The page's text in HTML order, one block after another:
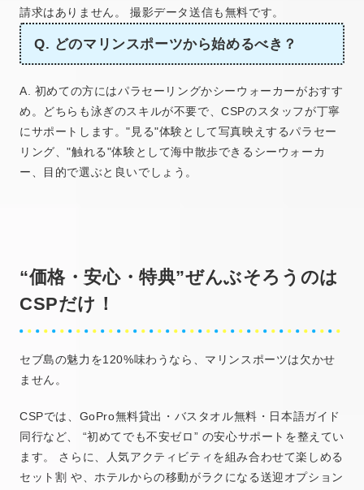
請求はありません。 撮影データ送信も無料です。
Q. どのマリンスポーツから始めるべき？
A. 初めての方にはパラセーリングかシーウォーカーがおすす
め。どちらも泳ぎのスキルが不要で、CSPのスタッフが丁寧
にサポートします。"見る"体験として写真映えするパラセー
リング、"触れる"体験として海中散歩できるシーウォーカ
ー、目的で選ぶと良いでしょう。
“価格・安心・特典”ぜんぶそろうのは
CSPだけ！
セブ島の魅力を120%味わうなら、マリンスポーツは欠かせ
ません。
CSPでは、GoPro無料貸出・バスタオル無料・日本語ガイド
同行など、 “初めてでも不安ゼロ” の安心サポートを整えてい
ます。 さらに、人気アクティビティを組み合わせて楽しめる
セット割 や、ホテルからの移動がラクになる送迎オプション